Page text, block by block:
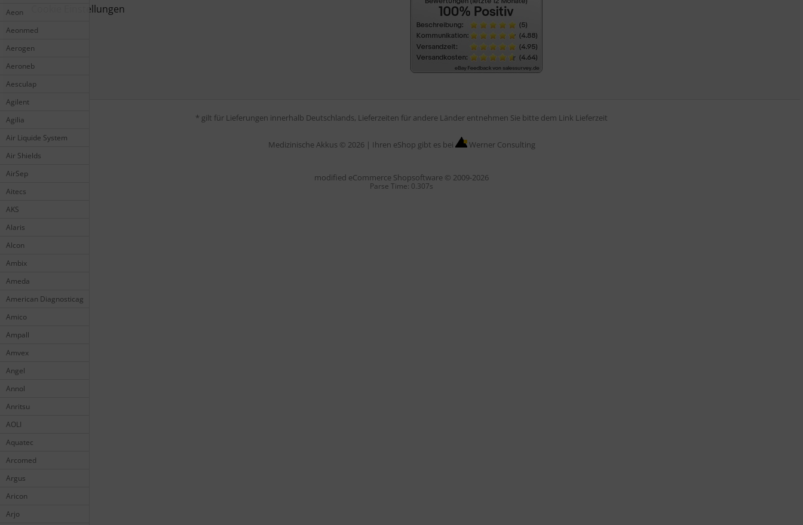
Aeon
Aeonmed
Aerogen
Aeroneb
Aesculap
Agilent
Agilia
Air Liquide System
Air Shields
AirSep
Aitecs
AKS
Alaris
Alcon
Ambix
Ameda
American Diagnosticag
Amico
Ampall
Amvex
Angel
Annol
Anritsu
AOLI
Aquatec
Arcomed
Argus
Aricon
Arjo
Cookie Einstellungen
* gilt für Lieferungen innerhalb Deutschlands, Lieferzeiten für andere Länder entnehmen Sie bitte dem Link Lieferzeit
Medizinische Akkus © 2026 | Ihren eShop gibt es bei Werner Consulting
modified eCommerce Shopsoftware © 2009-2026
Parse Time: 0.307s